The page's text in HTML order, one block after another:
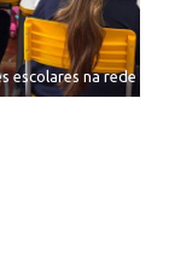
escolares na rede